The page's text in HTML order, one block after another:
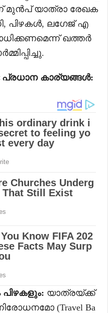
മുൻപ് യാത്രാ രേഖക
പിഴകൾ, ലഗേജ് എ
ഖത്തർ
പ്രധാന കാര്യങ്ങൾ:
യാത്രയ്ക്ക്
(Travel Ba